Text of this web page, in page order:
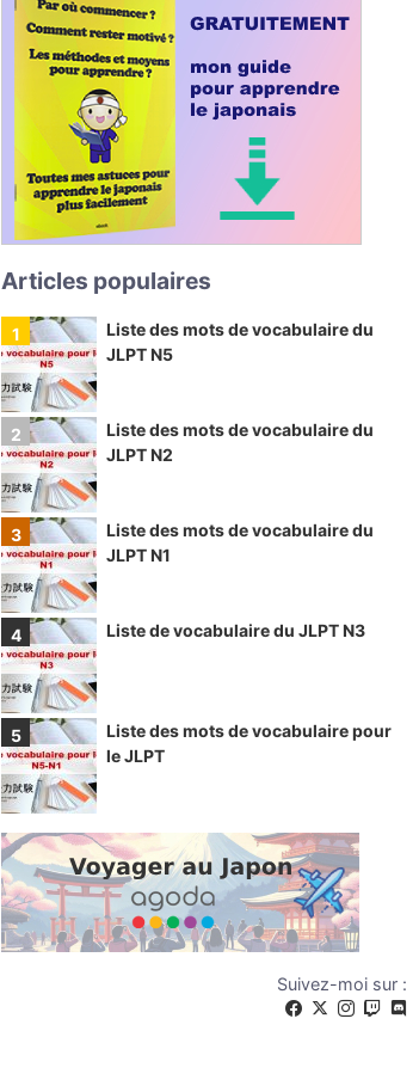
Articles populaires
Liste des mots de vocabulaire du
JLPT N5
Liste des mots de vocabulaire du
JLPT N2
Liste des mots de vocabulaire du
JLPT N1
Liste de vocabulaire du JLPT N3
Liste des mots de vocabulaire pour
le JLPT
Suivez-moi sur :